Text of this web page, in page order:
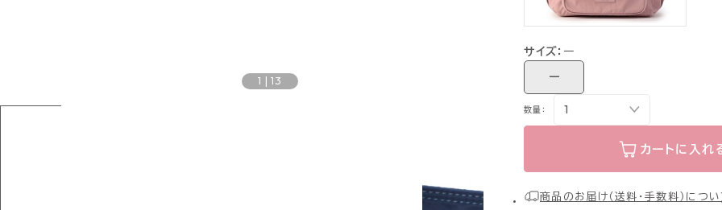
1 |13
サイズ： ー
ー
数量：
カートに入れ
商品のお届け（送料・手数料）につい